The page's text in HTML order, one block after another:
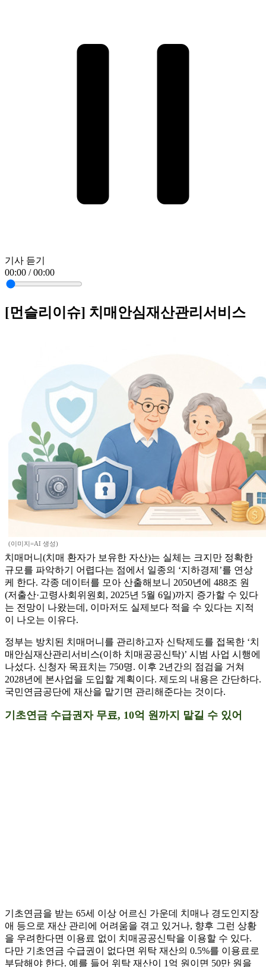
기사 듣기
00:00 / 00:00
[먼슬리이슈] 치매안심재산관리서비스
(이미지=AI 생성)
치매머니(치매 환자가 보유한 자산)는 실체는 크지만 정확한
규모를 파악하기 어렵다는 점에서 일종의 ‘지하경제’를 연상
케 한다. 각종 데이터를 모아 산출해보니 2050년에 488조 원
(저출산·고령사회위원회, 2025년 5월 6일)까지 증가할 수 있다
는 전망이 나왔는데, 이마저도 실제보다 적을 수 있다는 지적
이 나오는 이유다.
정부는 방치된 치매머니를 관리하고자 신탁제도를 접목한 ‘치
매안심재산관리서비스(이하 치매공공신탁)’ 시범 사업 시행에
나섰다. 신청자 목표치는 750명. 이후 2년간의 점검을 거쳐
2028년에 본사업을 도입할 계획이다. 제도의 내용은 간단하다.
국민연금공단에 재산을 맡기면 관리해준다는 것이다.
기초연금 수급권자 무료, 10억 원까지 맡길 수 있어
기초연금을 받는 65세 이상 어르신 가운데 치매나 경도인지장
애 등으로 재산 관리에 어려움을 겪고 있거나, 향후 그런 상황
을 우려한다면 이용료 없이 치매공공신탁을 이용할 수 있다.
다만 기초연금 수급권이 없다면 위탁 재산의 0.5%를 이용료로
부담해야 한다. 예를 들어 위탁 재산이 1억 원이면 50만 원을